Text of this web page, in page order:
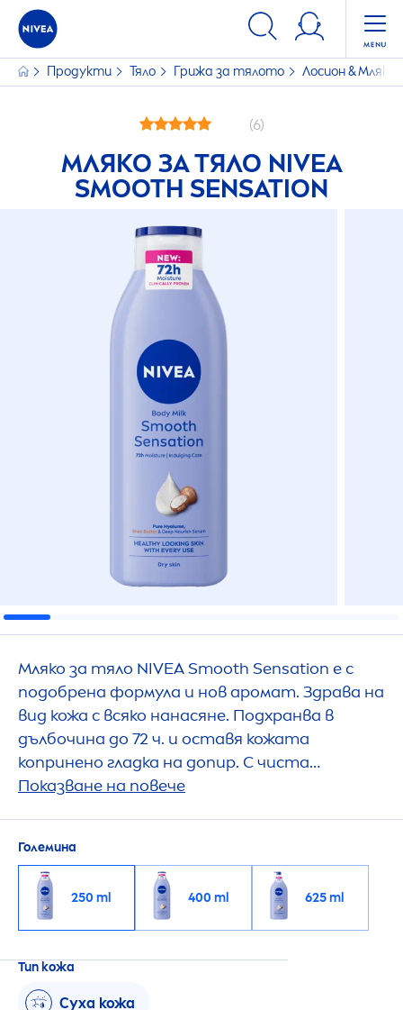
Продукти Тяло Грижа за тялото Лосион & Мляко
(6)
МЛЯКО ЗА ТЯЛО NIVEA
SMOOTH SENSATION
Мляко за тяло NIVEASmooth Sensation е с
подобрена формула и нов аромат. Здрава на
вид кожа с всяко нанасяне. Подхранва в
дълбочина до 72 ч. и оставя кожата
копринено гладка на допир. С чиста
хиалуронова киселина, масло от ший и
Показване на повече
Големина
250 ml 400 ml 625 ml
Тип кожа
Суха кожа